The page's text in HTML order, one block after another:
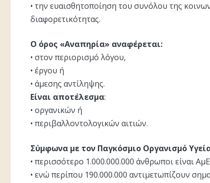
• την ευαισθητοποίηση του συνόλου της
διαφορετικότητας.
Ο όρος «Αναπηρία» αναφέρεται:
• στον περιορισμό λόγου,
• έργου ή
• άμεσης αντίληψης.
Είναι αποτέλεσμα:
• οργανικών ή
• περιβαλλοντολογικών αιτιών.
Σύμφωνα με τον Παγκόσμιο Οργανισμό
• περισσότερο 1.000.000.000 άνθρωποι είναι
• ενώ περίπου 190.000.000 αντιμετωπίζουν